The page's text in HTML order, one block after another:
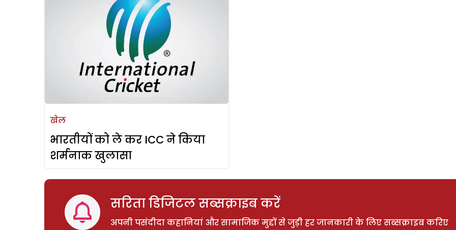
खेल
भारतीयों को ले कर ICC ने किया
शर्मनाक खुलासा
सरिता डिजिटल सब्सक्राइब करें
अपनी पसंदीदा कहानियां और सामाजिक मुद्दों से जुड़ी हर जानकारी के लिए सब्सक्राइब करिए